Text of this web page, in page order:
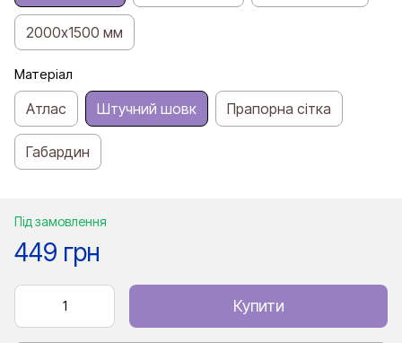
2000х1500 мм
Матеріал
Атлас Штучний шовк Прапорна сітка
Габардин
Під замовлення
449 грн
Купити